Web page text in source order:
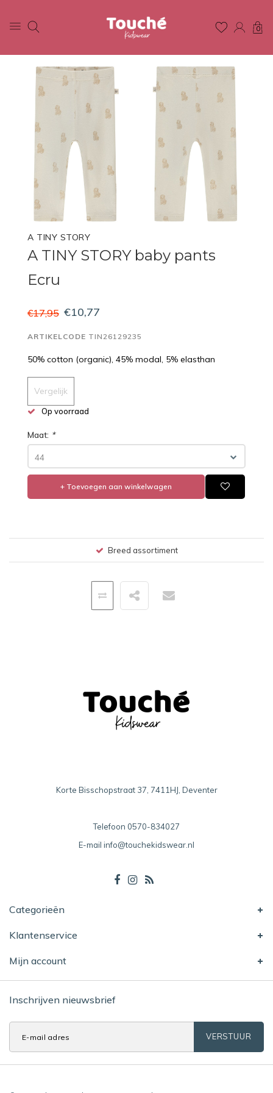
0
A TINY STORY
A TINY STORY baby pants
Ecru
€17,95 €10,77
ARTIKELCODE TIN26129235
50% cotton (organic), 45% modal, 5% elasthan
Vergelijk
Op voorraad
Maat: *
44
+ Toevoegen aan winkelwagen
Breed assortiment
Korte Bisschopstraat 37, 7411HJ, Deventer
Telefoon 0570-834027
E-mail info@touchekidswear.nl
Categorieën
Klantenservice
Mijn account
Inschrijven nieuwsbrief
VERSTUUR